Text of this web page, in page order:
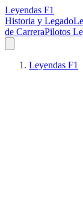
Leyendas F1
Historia y Legado
de CarreraPilotos
Leyendas F1